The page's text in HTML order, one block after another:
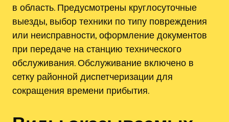
в область. Предусмотрены круглосуточные
выезды, выбор техники по типу повреждения
или неисправности, оформление документов
при передаче на станцию технического
обслуживания. Обслуживание включено в
сетку районной диспетчеризации для
сокращения времени прибытия.